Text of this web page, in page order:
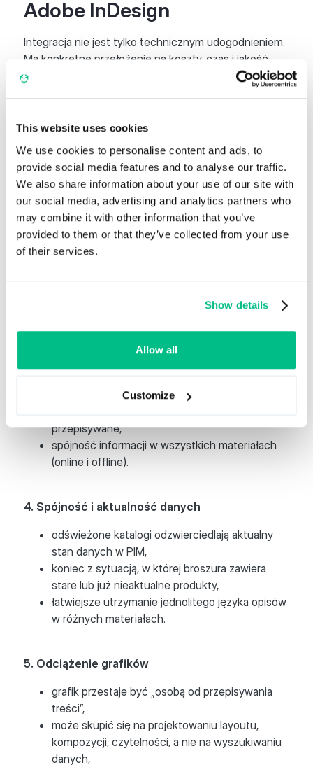
This website uses cookies
We use cookies to personalise content and ads, to
provide social media features and to analyse our traffic.
We also share information about your use of our site with
our social media, advertising and analytics partners who
may combine it with other information that you’ve
provided to them or that they’ve collected from your use
of their services.
Show details
Allow all
Customize
Adobe InDesign
Integracja nie jest tylko technicznym udogodnieniem.
Ma konkretne przełożenie na koszty, czas i jakość.
1. Skrócenie czasu produkcji materiałów
brak ręcznego kopiowania i wklejania,
możliwość wykorzystania szablonów InDesign
wielokrotnie (np. katalog sezonowy, foldery
produktowe, karty techniczne).
2. Szybsza realizacja projektów marketingowych
sprawniejsza praca nad katalogami, gazetkami,
gotowego pliku PDF/drukowego,
przepisywane,
spójność informacji w wszystkich materiałach
(online i offline).
4. Spójność i aktualność danych
odświeżone katalogi odzwierciedlają aktualny
stan danych w PIM,
koniec z sytuacją, w której broszura zawiera
stare lub już nieaktualne produkty,
łatwiejsze utrzymanie jednolitego języka opisów
w różnych materiałach.
5. Odciążenie grafików
grafik przestaje być „osobą od przepisywania
treści”,
może skupić się na projektowaniu layoutu,
kompozycji, czytelności, a nie na wyszukiwaniu
danych,